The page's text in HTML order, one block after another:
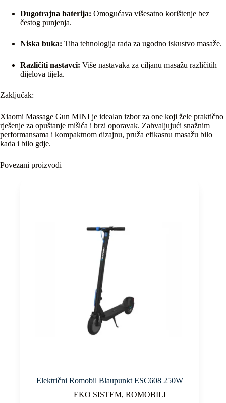
Dugotrajna baterija: Omogućava višesatno korištenje bez
čestog punjenja.
Niska buka: Tiha tehnologija rada za ugodno iskustvo masaže.
Različiti nastavci: Više nastavaka za ciljanu masažu različitih
dijelova tijela.
Zaključak:
Xiaomi Massage Gun MINI je idealan izbor za one koji žele praktično
rješenje za opuštanje mišića i brzi oporavak. Zahvaljujući snažnim
performansama i kompaktnom dizajnu, pruža efikasnu masažu bilo
kada i bilo gdje.
Povezani proizvodi
Električni Romobil Blaupunkt ESC608 250W
EKO SISTEM, ROMOBILI